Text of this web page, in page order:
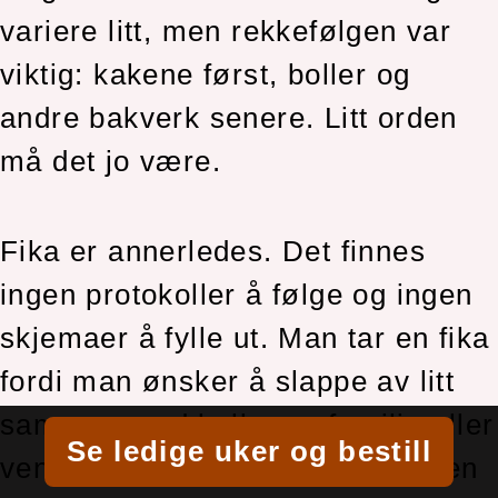
variere litt, men rekkefølgen var
viktig: kakene først, boller og
andre bakverk senere. Litt orden
må det jo være.
Fika er annerledes. Det finnes
ingen protokoller å følge og ingen
skjemaer å fylle ut. Man tar en fika
fordi man ønsker å slappe av litt
sammen med kolleger, familie eller
venner. Det er først og fremst den
Se ledige uker og bestill